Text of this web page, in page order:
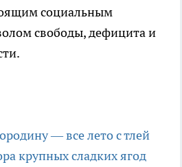
социальным
свободы, дефицита и
— все лето с тлей
крупных сладких ягод